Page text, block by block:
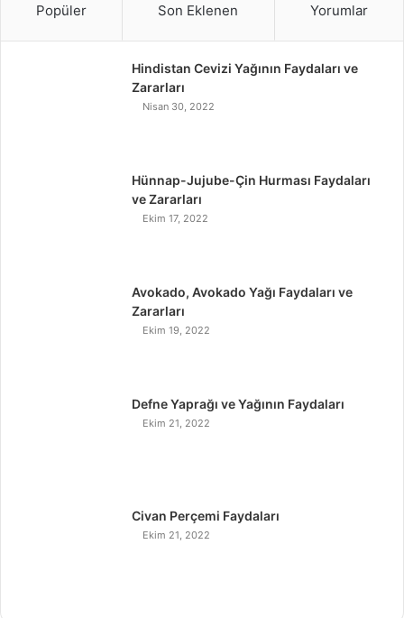
Popüler Son Eklenen Yorumlar
Hindistan Cevizi Yağının Faydaları ve
Zararları
Nisan 30, 2022
Hünnap-Jujube-Çin Hurması Faydaları
ve Zararları
Ekim 17, 2022
Avokado, Avokado Yağı Faydaları ve
Zararları
Ekim 19, 2022
Defne Yaprağı ve Yağının Faydaları
Ekim 21, 2022
Civan Perçemi Faydaları
Ekim 21, 2022